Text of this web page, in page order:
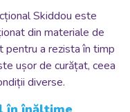
Skiddou este
din materiale de
a rezista în timp
ușor de curățat, ceea
diverse.